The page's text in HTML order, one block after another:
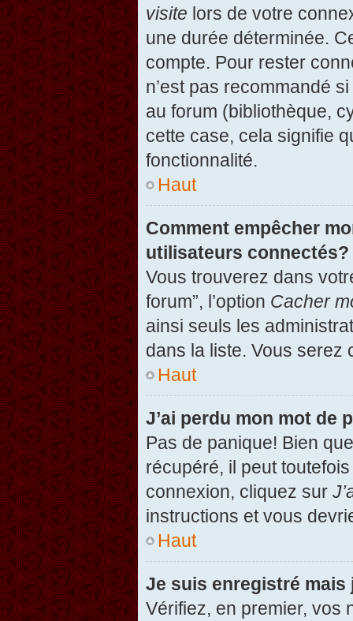
visite lors de votre
une durée déterminée.
compte. Pour rester
n’est pas recommandé
au forum (bibliothèque,
cette case, cela signifie
fonctionnalité.
Haut
Comment empêcher
utilisateurs connectés?
Vous trouverez dans
forum”, l’option Cacher
ainsi seuls les
dans la liste. Vous serez
Haut
J’ai perdu mon mot de
Pas de panique! Bien
récupéré, il peut
connexion, cliquez sur
instructions et vous
Haut
Je suis enregistré mais
Vérifiez, en premier, vos